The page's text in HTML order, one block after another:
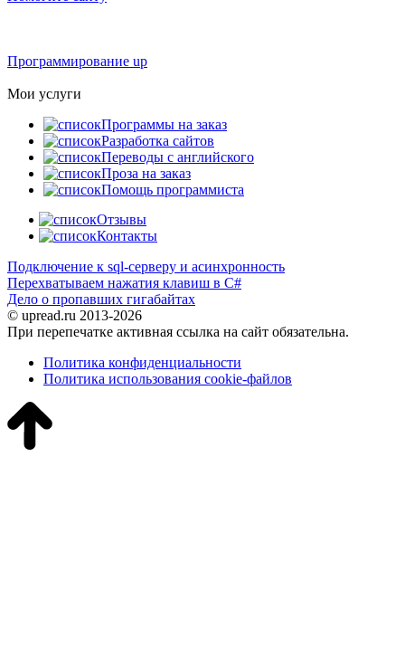
Программирование up
Мои услуги
Программы на заказ
Разработка сайтов
Переводы с английского
Проза на заказ
Помощь программиста
Отзывы
Контакты
Подключение к sql-серверу и асинхронность
Перехватываем нажатия клавиш в C#
Дело о пропавших гигабайтах
© upread.ru 2013-2026
При перепечатке активная ссылка на сайт обязательна.
Политика конфиденциальности
Политика использования cookie-файлов